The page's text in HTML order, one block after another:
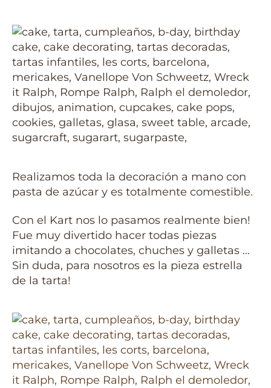
Realizamos toda la decoración a mano con
pasta de azúcar y es totalmente comestible.
Con el Kart nos lo pasamos realmente bien!
Fue muy divertido hacer todas piezas
imitando a chocolates, chuches y galletas …
Sin duda, para nosotros es la pieza estrella
de la tarta!